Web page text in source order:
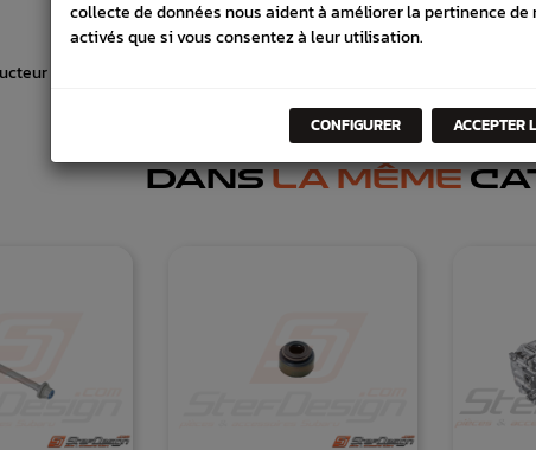
DANSLA MÊME
collecte de données nous aident à améliorer la pertinence de
activés que si vous consentez à leur utilisation.
CONFIGURER ACCEPTER